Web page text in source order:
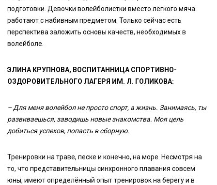
подготовки. Девочки волейболистки вместо лёгкого мяча
работают с набивным предметом. Только сейчас есть
перспектива заложить основы качеств, необходимых в
волейболе.
ЭЛИНА КРУПНОВА, ВОСПИТАННИЦА СПОРТИВНО-
ОЗДОРОВИТЕЛЬНОГО ЛАГЕРЯ ИМ. Л. ГОЛИКОВА:
– Для меня волейбол не просто спорт, а жизнь. Занимаясь, ты
развиваешься, заводишь новые знакомства. Моя цель
добиться успехов, попасть в сборную.
Тренировки на траве, песке и конечно, на море. Несмотря на
то, что представительницы синхронного плавания совсем
юны, имеют определённый опыт тренировок на берегу и в